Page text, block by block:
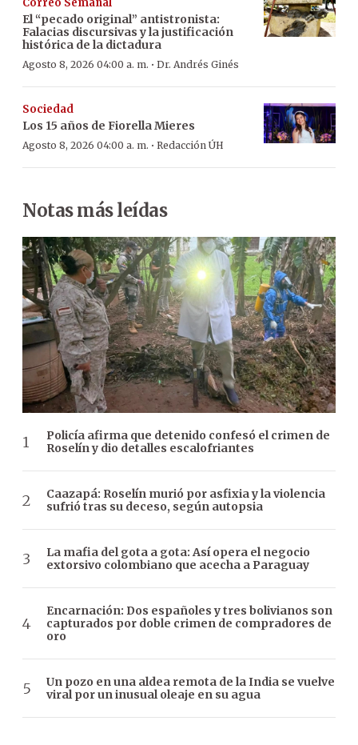
El “pecado original” antistronista:
Falacias discursivas y la justificación
histórica de la dictadura
Agosto 8, 2026 04:00 a. m. · Dr. Andrés Ginés
Sociedad
Los 15 años de Fiorella Mieres
Agosto 8, 2026 04:00 a. m. · Redacción ÚH
Notas más leídas
Policía afirma que detenido confesó el crimen de
Roselín y dio detalles escalofriantes
Caazapá: Roselín murió por asfixia y la violencia
sufrió tras su deceso, según autopsia
La mafia del gota a gota: Así opera el negocio
extorsivo colombiano que acecha a Paraguay
Encarnación: Dos españoles y tres bolivianos son
capturados por doble crimen de compradores de
oro
Un pozo en una aldea remota de la India se vuelve
viral por un inusual oleaje en su agua